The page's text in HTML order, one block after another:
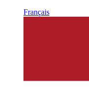
Français